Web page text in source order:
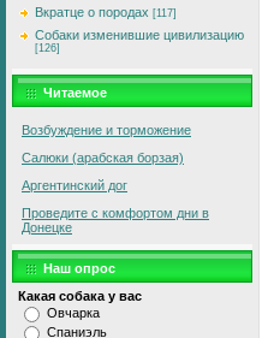
Вкратце о породах [117]
Собаки изменившие цивилизацию
[126]
Читаемое
Возбуждение и торможение
Салюки (арабская борзая)
Аргентинский дог
Проведите с комфортом дни в
Донецке
Наш опрос
Какая собака у вас
Овчарка
Спаниэль